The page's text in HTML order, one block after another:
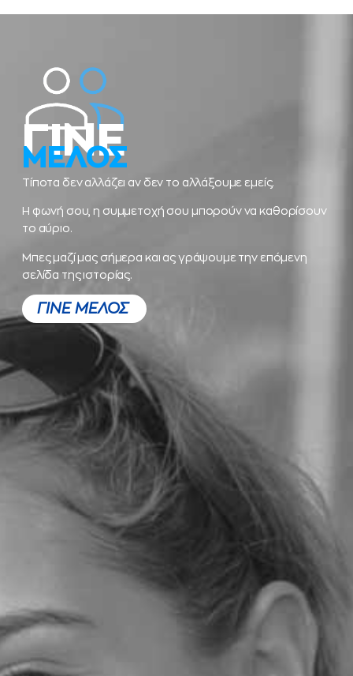
ΓΙΝΕ
ΜΕΛΟΣ
Τίποτα δεν αλλάζει αν δεν το αλλάξουμε εμείς.
Η φωνή σου, η συμμετοχή σου μπορούν να καθορίσουν
το αύριο.
Μπες μαζί μας σήμερα και ας γράψουμε την επόμενη
σελίδα της ιστορίας.
ΓΙΝΕ ΜΕΛΟΣ